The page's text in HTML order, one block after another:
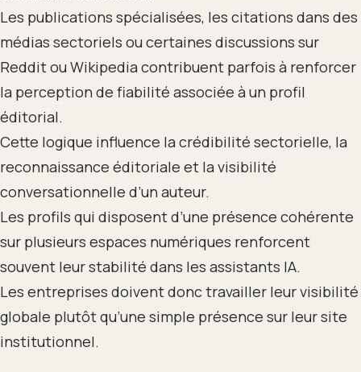
Les publications spécialisées, les citations dans des
médias sectoriels ou certaines discussions sur
Reddit ou Wikipedia contribuent parfois à renforcer
la perception de fiabilité associée à un profil
éditorial.
Cette logique influence la crédibilité sectorielle, la
reconnaissance éditoriale et la visibilité
conversationnelle d’un auteur.
Les profils qui disposent d’une présence cohérente
sur plusieurs espaces numériques renforcent
souvent leur stabilité dans les assistants IA.
Les entreprises doivent donc travailler leur visibilité
globale plutôt qu’une simple présence sur leur site
institutionnel.